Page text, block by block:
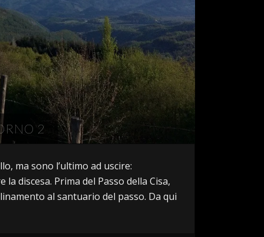
2
ma sono l’ultimo ad uscire:
discesa. Prima del Passo della Cisa,
al santuario del passo. Da qui